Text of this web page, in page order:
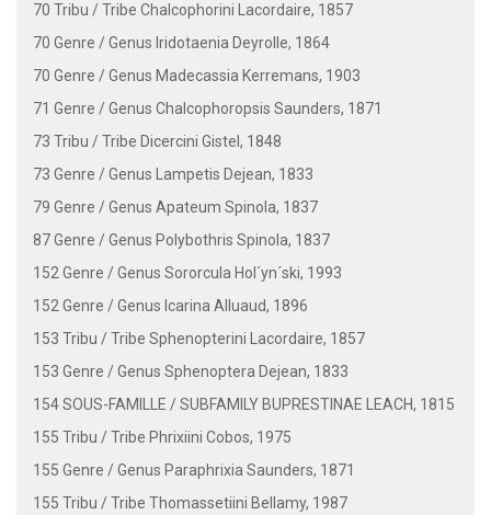
70 Tribu / Tribe Chalcophorini Lacordaire, 1857
70 Genre / Genus Iridotaenia Deyrolle, 1864
70 Genre / Genus Madecassia Kerremans, 1903
71 Genre / Genus Chalcophoropsis Saunders, 1871
73 Tribu / Tribe Dicercini Gistel, 1848
73 Genre / Genus Lampetis Dejean, 1833
79 Genre / Genus Apateum Spinola, 1837
87 Genre / Genus Polybothris Spinola, 1837
152 Genre / Genus Sororcula Hol´yn´ski, 1993
152 Genre / Genus Icarina Alluaud, 1896
153 Tribu / Tribe Sphenopterini Lacordaire, 1857
153 Genre / Genus Sphenoptera Dejean, 1833
154 SOUS-FAMILLE / SUBFAMILY BUPRESTINAE LEACH, 1815
155 Tribu / Tribe Phrixiini Cobos, 1975
155 Genre / Genus Paraphrixia Saunders, 1871
155 Tribu / Tribe Thomassetiini Bellamy, 1987